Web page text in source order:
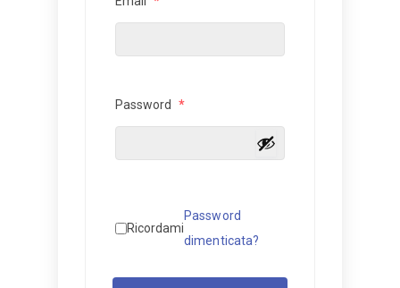
Password *
Ricordami
Password
dimenticata?